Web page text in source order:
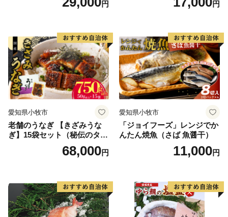
円
理 食品 加工品 海鮮 手作り
り寄せグルメ 愛知県 小牧市
送料無料
円
愛知県小牧市
老舗のうなぎ 【きざみうな
ぎ】15袋セット（秘伝のタレ
68,000円
愛知県小牧市
「ジョイフーズ」レンジでか
んたん焼魚（さば 魚醤干）
11,000円